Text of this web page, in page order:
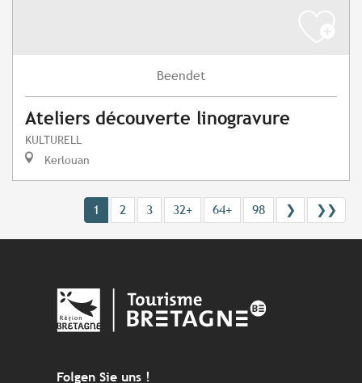
Beendet
Ateliers découverte linogravure
KULTURELL
Kerlouan
1 2 3 32+ 64+ 98 ❯ ❯❯
Folgen Sie uns !